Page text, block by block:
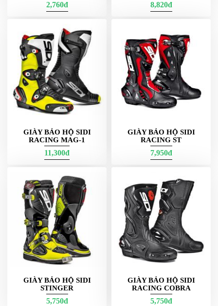
PHỤ
KIỆN
XSR
155
ÁO
MƯA
GIVI
TAY
MOTO
BALO
TÚI
ĐEO
GIVI
GIÀY
MOTO
MOTO
2,760đ 8,820đ
GIÀY BẢO HỘ SIDI
RACING MAG-1
11,300đ
GIÀY BẢO HỘ SIDI
RACING ST
7,950đ
GIÀY BẢO HỘ SIDI
STINGER
5,750đ
GIÀY BẢO HỘ SIDI
RACING COBRA
5,750đ